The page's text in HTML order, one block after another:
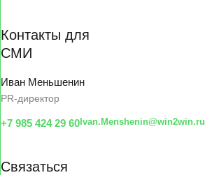
Контакты для
СМИ
Иван Меньшенин
PR-директор
+7 985 424 29 60 Ivan.Menshenin@win2win.ru
Связаться